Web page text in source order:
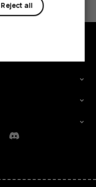
Discord
Reject all